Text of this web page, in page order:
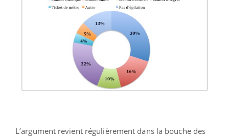
L’argument revient régulièrement dans la bouche des